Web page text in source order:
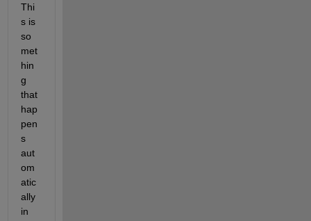
Thi
s is
so
met
hin
g
that
hap
pen
s
aut
om
atic
ally
in